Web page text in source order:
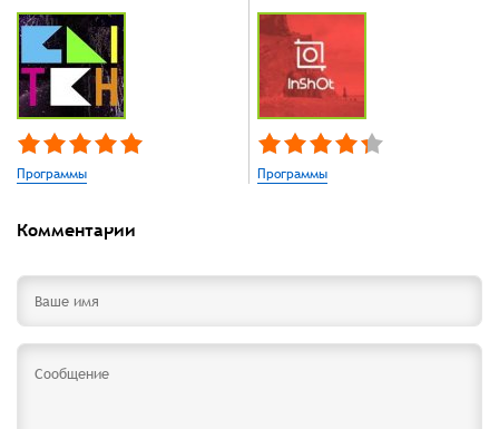
Программы Программы
Комментарии